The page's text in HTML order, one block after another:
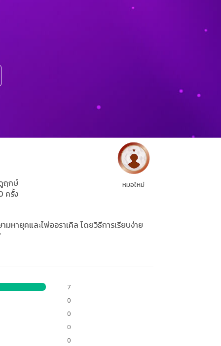
ฤกษ์
ครั้ง
หมอใหม่
หายุคและไพ่ออราเคิล โดยวิธีการเรียบง่าย
7
0
0
0
0